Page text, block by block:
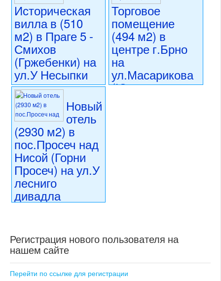
коммерческого использования
состояние: после
реконструкции
номер объекта: 20762
раздел: объекты для
коммерческого использования
состояние: требуется
капитальная реконструкция
номер объекта: 20747
Историческая
вилла в (510
м2) в Праге 5 -
Смихов
(Гржебенки) на
ул.У Несыпки
110 000 000 CZK
регион:Прага 5
раздел: объекты для
коммерческого использования
состояние: требуется
частичная реконструкция
номер объекта:20725
Торговое
помещение
(494 м2) в
центре г.Брно
на
ул.Масарикова
(Южная
Новый
отель
(2930 м2) в
пос.Просеч над
Нисой (Горни
Просеч) на ул.У
лесниго
дивадла
(Северо-
Чехия)
78 400 000 CZK
раздел: объекты для
Регистрация нового пользователя на
нашем сайте
Перейти по ссылке для регистрации